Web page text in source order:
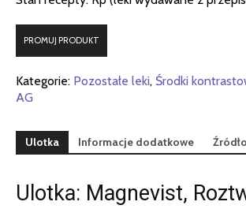
PROMUJ PRODUKT
Kategorie: Pozostałe leki, Środki
AG
Ulotka Informacje dodatkowe Źródło
Ulotka: Magnevist,